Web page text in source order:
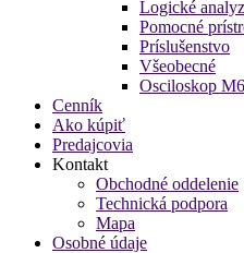
Logické
Pomocné
Príslušenstvo
Všeobecné
Osciloskop
Cenník
Ako kúpiť
Predajcovia
Kontakt
Obchodné oddelenie
Technická podpora
Mapa
Osobné údaje